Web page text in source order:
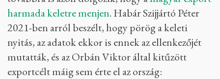
harmada keletre menjen. Habár Szijjártó Péter
2021-ben arról beszélt, hogy pörög a keleti
nyitás, az adatok ekkor is ennek az ellenkezőjét
mutatták, és az Orbán Viktor által kitűzött
exportcélt máig sem érte el az ország: